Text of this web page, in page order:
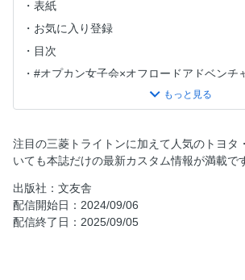
表紙
お気に入り登録
目次
#オプカン女子会×オフロードアドベンチ
ハイラックス・カスタムの可能性
全世界のランクルファンと繋がろう！
サムライクルーザーツアーズ in オースト
BFGoodrich All-Terrain T/A KO3
[Topics]TEAM JAOS BAJA1000シェイク
[Topics]TRITON カスタムコンテスト
注目の三菱トライトンに加えて人気のトヨタ
いても本誌だけの最新カスタム情報が満載で
出版社：文友舎
配信開始日：2024/09/06
配信終了日：2025/09/05